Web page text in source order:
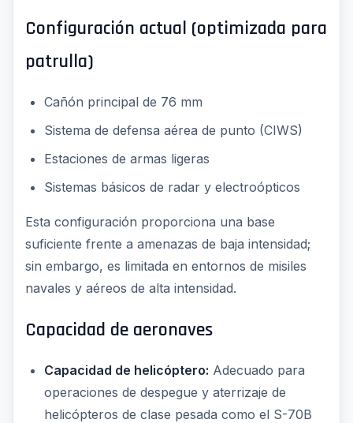
Configuración actual (optimizada para
patrulla)
Cañón principal de 76 mm
Sistema de defensa aérea de punto (CIWS)
Estaciones de armas ligeras
Sistemas básicos de radar y electroópticos
Esta configuración proporciona una base
suficiente frente a amenazas de baja intensidad;
sin embargo, es limitada en entornos de misiles
navales y aéreos de alta intensidad.
Capacidad de aeronaves
Capacidad de helicóptero: Adecuado para
operaciones de despegue y aterrizaje de
helicópteros de clase pesada como el S-70B